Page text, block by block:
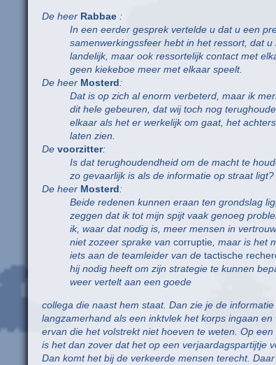
De heer Rabbae :
In een eerder gesprek vertelde u dat u een
samenwerkingssfeer hebt in het ressort, dat u
landelijk, maar ook ressortelijk contact met
geen kiekeboe meer met elkaar speelt.
De heer Mosterd:
Dat is op zich al enorm verbeterd, maar ik
dit hele gebeuren, dat wij toch nog
elkaar als het er werkelijk om gaat, het
laten zien.
De voorzitter:
Is dat terughoudendheid om de macht te
zo gevaarlijk is als de informatie op straat ligt?
De heer Mosterd:
Beide redenen kunnen eraan ten grondslag
zeggen dat ik tot mijn spijt vaak genoeg
ik, waar dat nodig is, meer mensen in
niet zozeer sprake van corruptie, maar is het
iets aan de teamleider van de tactische
hij nodig heeft om zijn strategie te kunnen
weer vertelt aan een goede
collega die naast hem staat. Dan zie je de informatie
langzamerhand als een inktvlek het korps ingaan en
ervan die het volstrekt niet hoeven te weten. Op
is het dan zover dat het op een verjaardagspartijtje
Dan komt het bij de verkeerde mensen terecht.